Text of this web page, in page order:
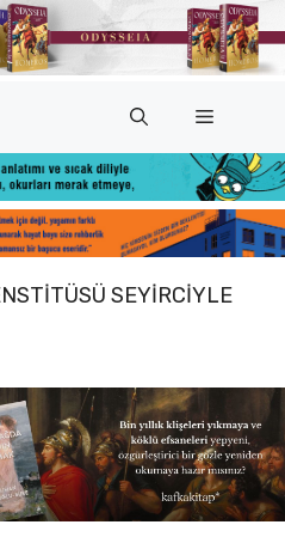
Menü
SEYIRCIYLE